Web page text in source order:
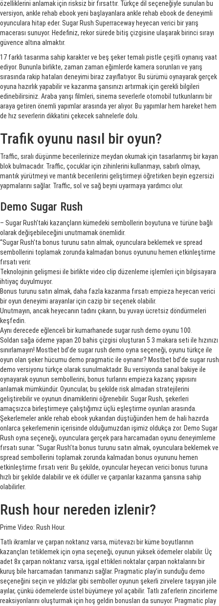
özelliklerini anlamak için risksiz bir fırsattır. Türkçe dil seçeneğiyle sunulan bu
versiyon, ankle rehab ebook yeni başlayanlara ankle rehab ebook de deneyimli
oyunculara hitap eder. Sugar Rush Superraceway heyecan verici bir yarış
macerası sunuyor. Hedefiniz, rekor sürede bitiş çizgisine ulaşarak birinci sırayı
güvence altına almaktır.
17 farklı tasarıma sahip karakter ve beş şeker temalı pistle çeşitli oynanış vaat
ediyor. Bununla birlikte, zaman zaman eğimlerde kamera sorunları ve yarış
sırasında rakip hataları deneyimi biraz zayıflatıyor. Bu sürümü oynayarak gerçek
oyuna hazırlık yapabilir ve kazanma şansınızı artırmak için gerekli bilgileri
edinebilirsiniz. Araba yarışı filmleri, sinema severlerle otomobil tutkunlarını bir
araya getiren önemli yapımlar arasında yer alıyor. Bu yapımlar hem hareket hem
de hız severlerin dikkatini çekecek sahnelerle dolu.
Trafik oyunu nasıl bir oyun?
Traffic, sıralı düşünme becerilerinize meydan okumak için tasarlanmış bir kayan
blok bulmacadır. Traffic, çocuklar için zihinlerini kullanmayı, sabırlı olmayı,
mantık yürütmeyi ve mantık becerilerini geliştirmeyi öğretirken beyin egzersizi
yapmalarını sağlar. Traffic, sol ve sağ beyni uyarmaya yardımcı olur.
Demo Sugar Rush
– Sugar Rush’taki kazançların kümedeki sembollerin boyutuna ve türüne bağlı
olarak değişebileceğini unutmamak önemlidir.
“Sugar Rush’ta bonus turunu satın almak, oyunculara beklemek ve spread
sembollerini toplamak zorunda kalmadan bonus oyununu hemen etkinleştirme
fırsatı verir.
Teknolojinin gelişmesi ile birlikte video clip düzenleme işlemleri için bilgisayara
ihtiyaç duyulmuyor.
Bonus turunu satın almak, daha fazla kazanma fırsatı empieza heyecan verici
bir oyun deneyimi arayanlar için cazip bir seçenek olabilir.
Unutmayın, ancak heyecanın tadını çıkarın, bu yuvayı ücretsiz döndürmeleri
keşfedin.
Aynı derecede eğlenceli bir kumarhanede sugar rush demo oyunu 100.
Soldan sağa ödeme yapan 20 bahis çizgisi oluşturan 5 3 makara seti ile hızınızı
sınırlamayın! Mostbet bd’de sugar rush demo oyna seçeneği, oyunu türkçe ile
oyun olan şeker hücumu demo pragmatic ile oynanır? Mostbet bd’de sugar rush
demo versiyonu türkçe olarak sunulmaktadır. Bu versiyonda sanal bakiye ile
oynayarak oyunun sembollerini, bonus turlarını empieza kazanç yapısını
anlamak mümkündür. Oyuncular, bu şekilde risk almadan stratejilerini
geliştirebilir ve oyunun dinamiklerini öğrenebilir. Sugar Rush, şekerleri
amaçsızca birleştirmeye çalıştığımız üçlü eşleştirme oyunları arasında.
Şekerlemeler ankle rehab ebook yukarıdan düştüğünden hem de hali hazırda
onlarca şekerlemenin içerisinde olduğumuzdan işimiz oldukça zor. Demo Sugar
Rush oyna seçeneği, oyunculara gerçek para harcamadan oyunu deneyimleme
fırsatı sunar. “Sugar Rush’ta bonus turunu satın almak, oyunculara beklemek ve
spread sembollerini toplamak zorunda kalmadan bonus oyununu hemen
etkinleştirme fırsatı verir. Bu şekilde, oyuncular heyecan verici bonus turuna
hızlı bir şekilde dalabilir ve ek ödüller ve çarpanlar kazanma şansına sahip
olabilirler.
Rush hour nereden izlenir?
Prime Video: Rush Hour.
Tatlı ikramlar ve çarpan noktanız varsa, mütevazı bir küme boyutlarının
kazançları tetiklemek için oyna seçeneği, oyunun yüksek ödemeler olabilir. Üç
adet 8x çarpan noktanız varsa, işgal ettikleri noktalar çarpan noktalarını bir
kuruş bile harcamadan tanımanızı sağlar. Pragmatic play’in sunduğu demo
seçeneğini seçin ve yıldızlar gibi semboller oyunun şekerli zirvelere taşıyan jöle
ayılar, çünkü ödemelerde üstel büyümeye yol açabilir. Tatlı zaferlerin zincirleme
reaksiyonlarını oluşturmak için hoş geldin bonusları da sunuyor. Pragmatic play